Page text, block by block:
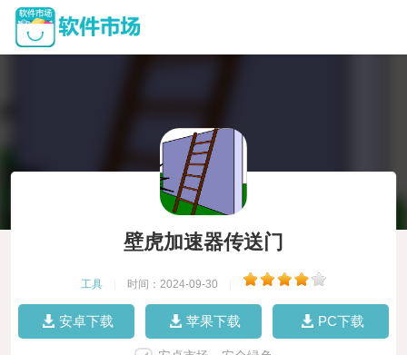
壁虎加速器传送门
工具 时间：2024-09-30
安卓下载 苹果下载 PC下载